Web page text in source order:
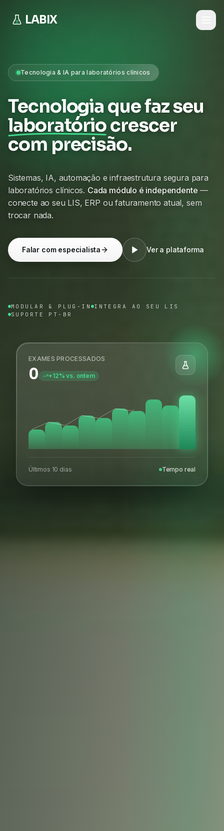
LABIX
Tecnologia & IA para laboratórios clínicos
Tecnologia que faz seu
laboratóriocrescer
com precisão.
Sistemas, IA, automação e infraestrutura segura para
laboratórios clínicos. Cada módulo é independente —
conecte ao seu LIS, ERP ou faturamento atual, sem
trocar nada.
Falar com especialista Ver a plataforma
MODULAR & PLUG-IN INTEGRA AO SEU LIS
SUPORTE PT-BR
EXAMES PROCESSADOS
0 +12% vs. ontem
Últimos 10 dias Tempo real